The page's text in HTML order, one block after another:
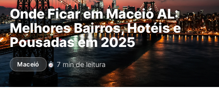
Onde Ficar em Maceió AL:
Melhores Bairros, Hotéis e
Pousadas em 2025
Maceió 7 min de leitura